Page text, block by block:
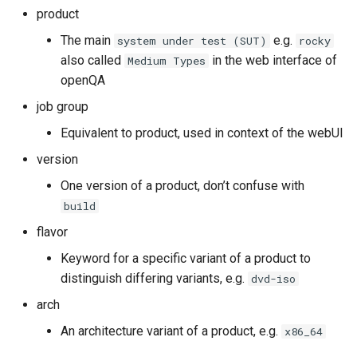
product
The main system under test (SUT) e.g. rocky
also called Medium Types in the web interface of
openQA
job group
Equivalent to product, used in context of the webUI
version
One version of a product, don’t confuse with
build
flavor
Keyword for a specific variant of a product to
distinguish differing variants, e.g. dvd-iso
arch
An architecture variant of a product, e.g. x86_64